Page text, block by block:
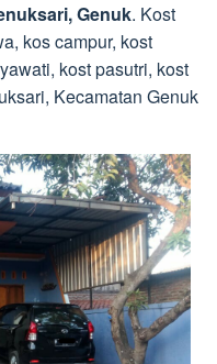
Genuk. Kost
kos campur, kost
kost pasutri, kost
Kecamatan Genuk